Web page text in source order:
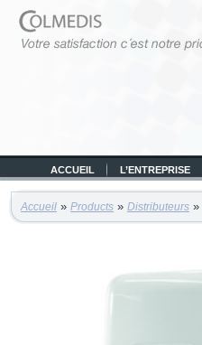
ACCUEIL L’ENTREPRISE
Accueil » Products » Distributeurs »